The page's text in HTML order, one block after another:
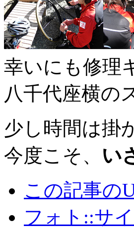
幸いにも修理
八千代座横の
少し時間は掛
今度こそ、 い
この記事の
フォト::サ